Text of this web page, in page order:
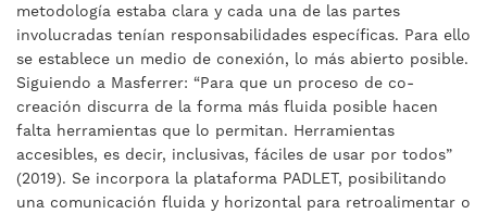
metodología estaba clara y cada una de las partes
involucradas tenían responsabilidades específicas. Para ello
se establece un medio de conexión, lo más abierto posible.
Siguiendo a Masferrer: “Para que un proceso de co-
creación discurra de la forma más fluida posible hacen
falta herramientas que lo permitan. Herramientas
accesibles, es decir, inclusivas, fáciles de usar por todos”
(2019). Se incorpora la plataforma PADLET, posibilitando
una comunicación fluida y horizontal para retroalimentar o